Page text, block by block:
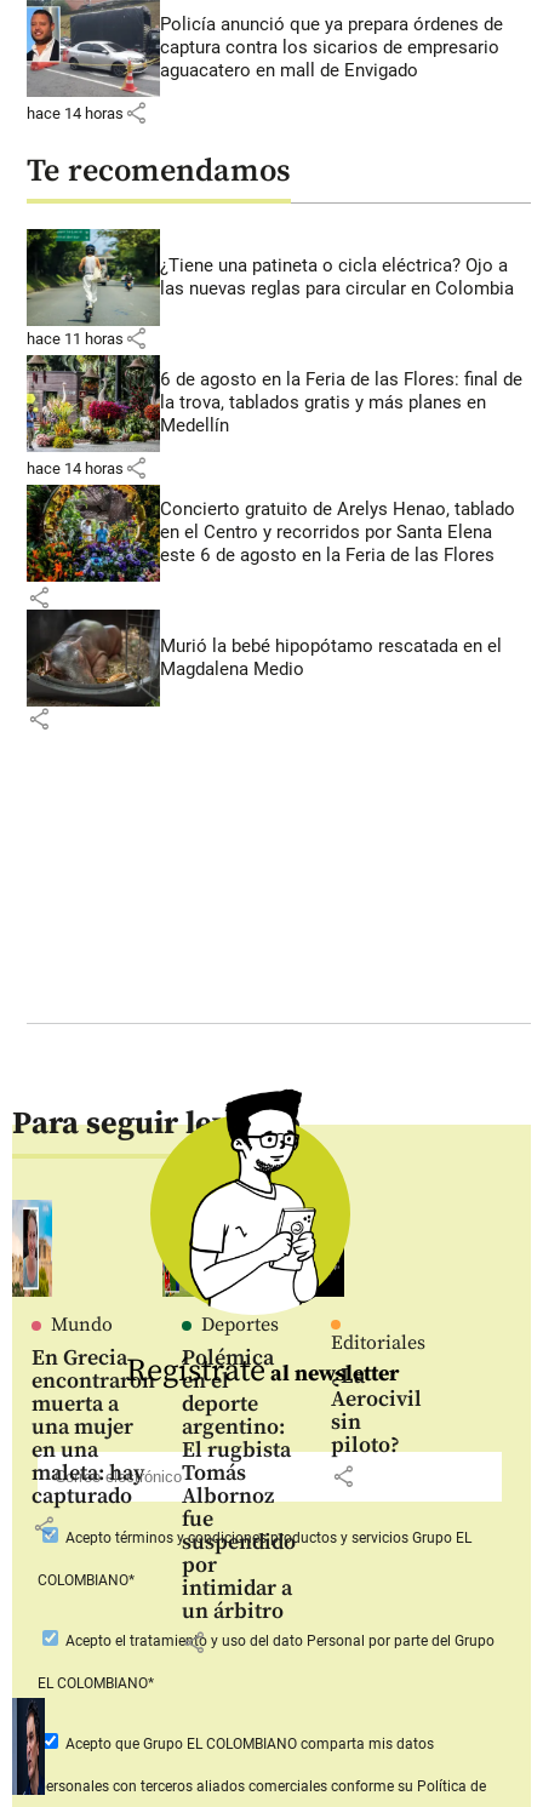
Policía anunció que ya prepara órdenes de
captura contra los sicarios de empresario
aguacatero en mall de Envigado
hace 14 horas share
Te recomendamos
¿Tiene una patineta o cicla eléctrica? Ojo a
las nuevas reglas para circular en Colombia
hace 11 horas share
6 de agosto en la Feria de las Flores: final de
la trova, tablados gratis y más planes en
Medellín
hace 14 horas share
Concierto gratuito de Arelys Henao, tablado
en el Centro y recorridos por Santa Elena
este 6 de agosto en la Feria de las Flores
share
Murió la bebé hipopótamo rescatada en el
Magdalena Medio
share
Para seguir leyendo
Mundo
En Grecia
encontraron
muerta a
una mujer
en una
maleta: hay
capturado
share
Deportes
Polémica
en el
deporte
argentino:
El rugbista
Tomás
Albornoz
fue
suspendido
por
intimidar a
un árbitro
share
Editoriales
¿La
Aerocivil
sin
piloto?
share
Regístrateal newsletter
Aceptotérminos y condiciones productos y serviciosGrupo EL
COLOMBIANO*
Acepto el tratamiento y uso del dato Personal por parte del Grupo
EL COLOMBIANO*
Acepto que Grupo EL COLOMBIANOcomparta mis datos
personales con terceros aliados comerciales conforme su Política de